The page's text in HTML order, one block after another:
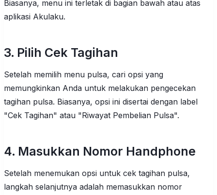
Biasanya, menu ini terletak di bagian bawah atau atas
aplikasi Akulaku.
3. Pilih Cek Tagihan
Setelah memilih menu pulsa, cari opsi yang
memungkinkan Anda untuk melakukan pengecekan
tagihan pulsa. Biasanya, opsi ini disertai dengan label
"Cek Tagihan" atau "Riwayat Pembelian Pulsa".
4. Masukkan Nomor Handphone
Setelah menemukan opsi untuk cek tagihan pulsa,
langkah selanjutnya adalah memasukkan nomor